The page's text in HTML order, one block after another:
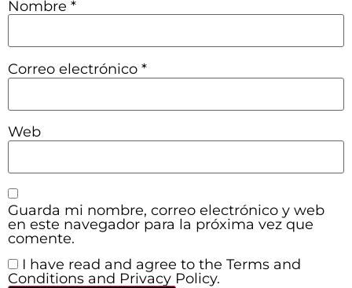
Nombre *
Correo electrónico *
Web
Guarda mi nombre, correo electrónico y web
en este navegador para la próxima vez que
comente.
I have read and agree to the Terms and
Conditions and Privacy Policy.